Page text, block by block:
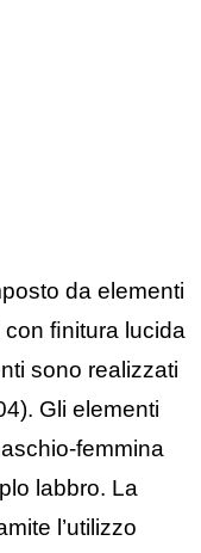
da elementi
ﬁnitura lucida
sono realizzati
Gli elementi
femmina
labbro. La
l’utilizzo